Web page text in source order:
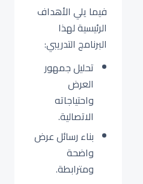
فيما يلي الأهداف
الرئيسية لهذا
البرنامج التدريبي:
تحليل جمهور
العرض
واحتياجاته
الاتصالية.
بناء رسائل عرض
واضحة
ومترابطة.